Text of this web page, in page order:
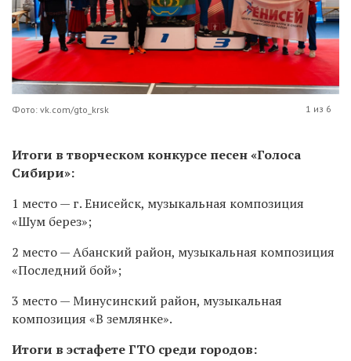
Фото: vk.com/gto_krsk 1 из 6
Итоги в творческом конкурсе песен «Голоса
Сибири»:
1 место — г. Енисейск, музыкальная композиция
«Шум берез»;
2 место — Абанский район, музыкальная композиция
«Последний бой»;
3 место — Минусинский район, музыкальная
композиция «В землянке».
Итоги в эстафете ГТО среди городов: